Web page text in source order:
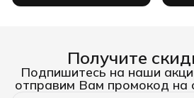
Получите
Подпишитесь на наши
отправим Вам промокод на